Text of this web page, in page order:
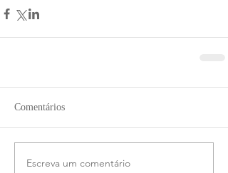
Comentários
Escreva um comentário